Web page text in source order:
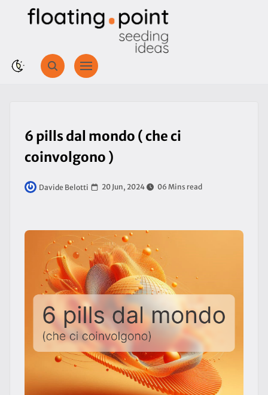
6 pills dal mondo ( che ci
coinvolgono )
Davide Belotti 20 Jun, 2024 06 Mins read